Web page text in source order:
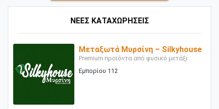
ΝΕΕΣ ΚΑΤΑΧΩΡΗΣΕΙΣ
Μεταξωτά Μυρσίνη – Silkyhouse
Premium προϊόντα από φυσικό μετάξι
Εμπορίου 112